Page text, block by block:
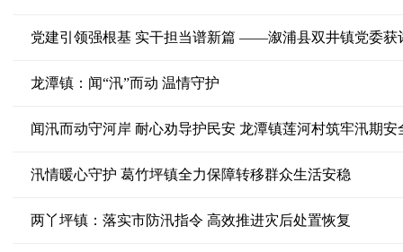
党建引领强根基 实干担当谱新篇 ——溆浦县双井镇党委获
龙潭镇：闻“汛”而动 温情守护
闻汛而动守河岸 耐心劝导护民安 龙潭镇莲河村筑牢汛期安
汛情暖心守护 葛竹坪镇全力保障转移群众生活安稳
两丫坪镇：落实市防汛指令 高效推进灾后处置恢复